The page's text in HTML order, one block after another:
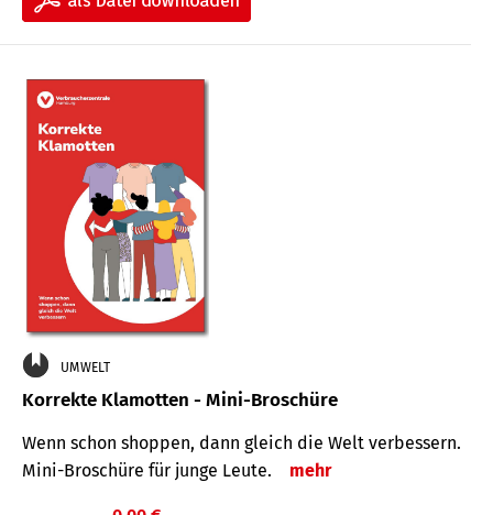
UMWELT
Korrekte Klamotten - Mini-Broschüre
Wenn schon shoppen, dann gleich die Welt verbessern.
Mini-Broschüre für junge Leute.
mehr